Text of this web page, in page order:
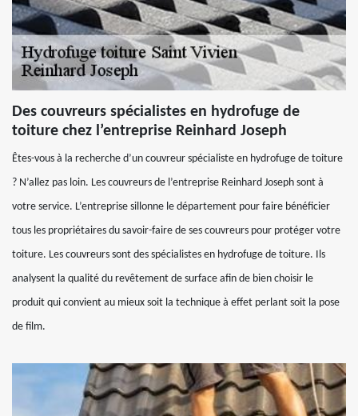
Des couvreurs spécialistes en hydrofuge de
toiture chez l’entreprise Reinhard Joseph
Êtes-vous à la recherche d’un couvreur spécialiste en hydrofuge de toiture
? N’allez pas loin. Les couvreurs de l’entreprise Reinhard Joseph sont à
votre service. L’entreprise sillonne le département pour faire bénéficier
tous les propriétaires du savoir-faire de ses couvreurs pour protéger votre
toiture. Les couvreurs sont des spécialistes en hydrofuge de toiture. Ils
analysent la qualité du revêtement de surface afin de bien choisir le
produit qui convient au mieux soit la technique à effet perlant soit la pose
de film.